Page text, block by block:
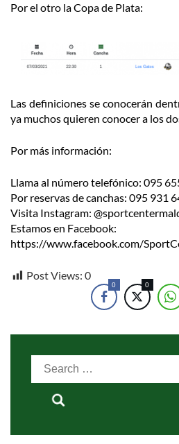
Por el otro la Copa de Plata:
Las definiciones se conocerán
ya muchos quieren conocer a los
Por más información:
Llama al número telefónico: 095
Por reservas de canchas: 095 931
Visita Instagram:
Estamos en Facebook:
https://www.facebook.com/
Post Views: 0
0 0
Search